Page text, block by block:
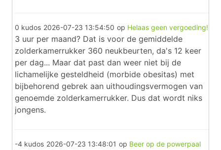
0 kudos 2026-07-23 13:54:50 op Helaas geen vergoeding!
3 uur per maand? Dat is voor de gemiddelde
zolderkamerrukker 360 neukbeurten, da's 12 keer
per dag... Maar dat past dan weer niet bij de
lichamelijke gesteldheid (morbide obesitas) met
bijbehorend gebrek aan uithoudingsvermogen van
genoemde zolderkamerrukker. Dus dat wordt niks
jongens.
-4 kudos 2026-07-23 13:48:01 op Beer op de powerpaal